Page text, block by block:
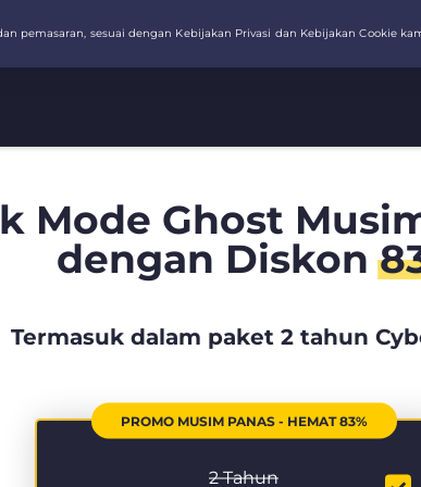
Mode Ghost
dengan Diskon
Termasuk dalam paket 2 tahun
PROMO MUSIM PANAS - HEMAT 83%
2 Tahun